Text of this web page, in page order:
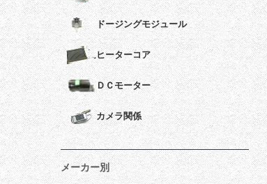
ドージングモジュール
ヒーターコア
ＤＣモーター
カメラ関係
メーカー別